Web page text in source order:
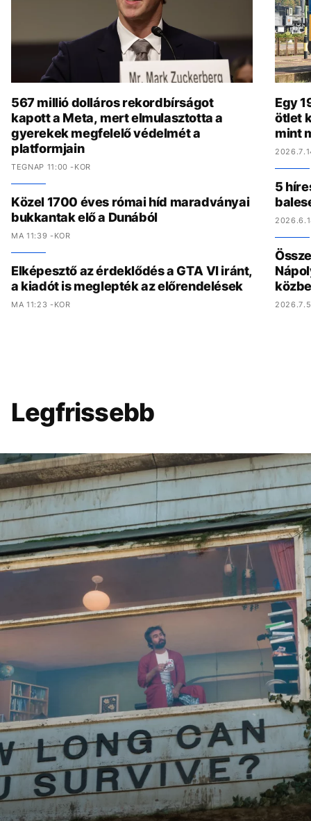
567 millió dolláros rekordbírságot
kapott a Meta, mert elmulasztotta a
gyerekek megfelelő védelmét a
platformjain
TEGNAP 11:00 -KOR
Közel 1700 éves római híd maradványai
bukkantak elő a Dunából
MA 11:39 -KOR
Elképesztő az érdeklődés a GTA VI iránt,
a kiadót is meglepték az előrendelések
MA 11:23 -KOR
Egy
ötlet
mint
5
Legfrissebb